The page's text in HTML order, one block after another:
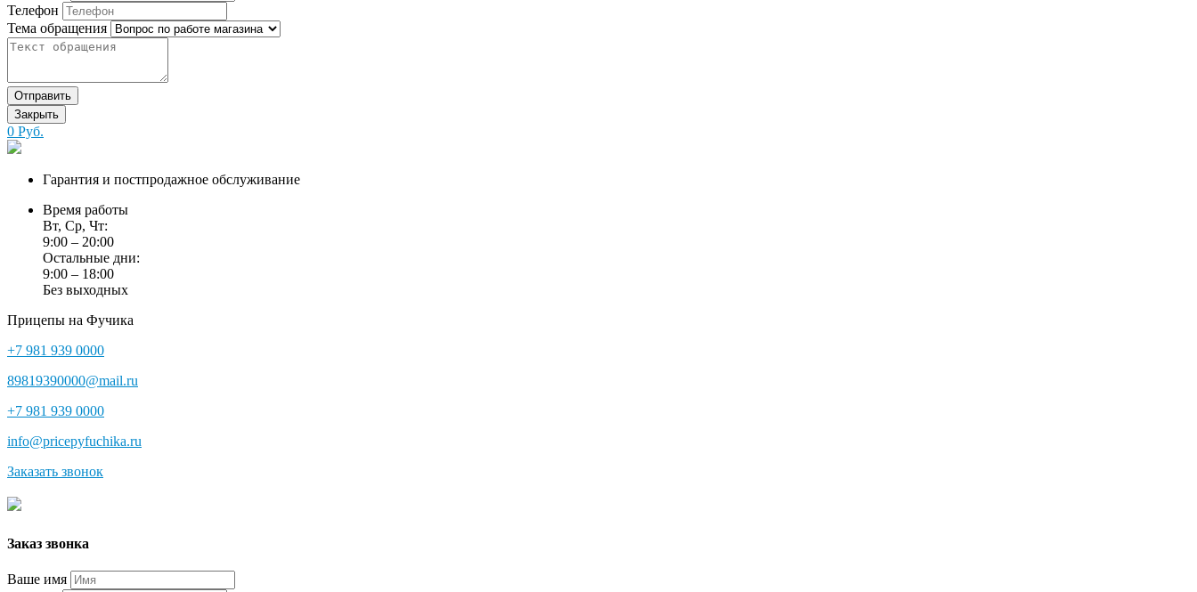
Телефон
Тема обращения
Отправить
Закрыть
0 Руб.
Гарантия и постпродажное обслуживание
Время работы
Вт, Ср, Чт:
9:00 – 20:00
Остальные дни:
9:00 – 18:00
Без выходных
Прицепы на Фучика
+7 981 939 0000
89819390000@mail.ru
+7 981 939 0000
info@pricepyfuchika.ru
Заказать звонок
Заказ звонка
Ваше имя